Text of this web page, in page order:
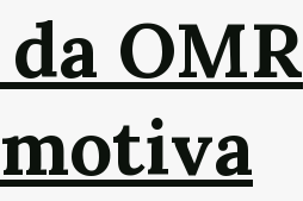
OMR